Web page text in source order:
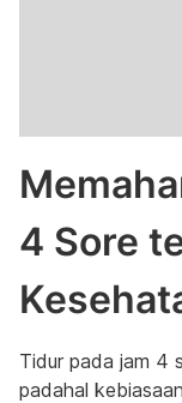
4 Sore
Tidur pada jam 4
padahal